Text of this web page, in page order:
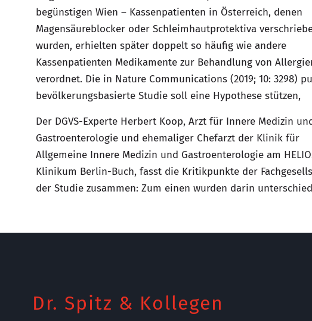
begünstigen Wien – Kassenpatienten in Österreich, denen
Magensäureblocker oder Schleimhautprotektiva
wurden, erhielten später doppelt so häufig wie andere
Kassenpatienten Medikamente zur Behandlung von
verordnet. Die in Nature Communications (2019; 10: 3298)
bevölkerungsbasierte Studie soll eine Hypothese stützen,
Der DGVS-Experte Herbert Koop, Arzt für Innere Medizin
Gastroenterologie und ehemaliger Chefarzt der Klinik für
Allgemeine Innere Medizin und Gastroenterologie am
Klinikum Berlin-Buch, fasst die Kritikpunkte der
der Studie zusammen: Zum einen wurden darin
Dr. Spitz & Kollegen